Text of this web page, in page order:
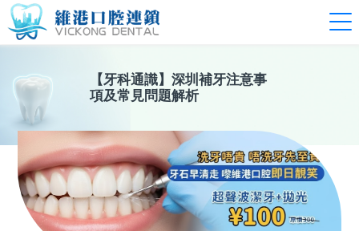
【 牙科通識】 深圳補牙注意事
項及常見問題解析